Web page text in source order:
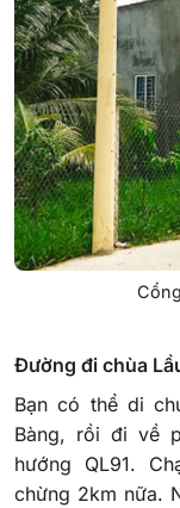
Đường đi chùa
Bạn có thể di
Bàng, rồi đi về
hướng QL91.
chừng 2km nữa.